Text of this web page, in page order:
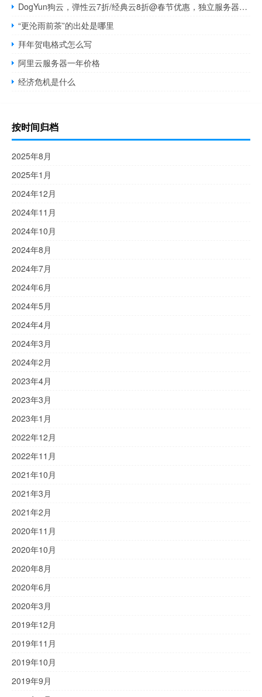
DogYun狗云，弹性云7折/经典云8折@春节优惠，独立服务器优惠100元次月免费，中国香港/日本/韩国/美国等机房
“更沦雨前茶”的出处是哪里
拜年贺电格式怎么写
阿里云服务器一年价格
经济危机是什么
按时间归档
2025年8月
2025年1月
2024年12月
2024年11月
2024年10月
2024年8月
2024年7月
2024年6月
2024年5月
2024年4月
2024年3月
2024年2月
2023年4月
2023年3月
2023年1月
2022年12月
2022年11月
2021年10月
2021年3月
2021年2月
2020年11月
2020年10月
2020年8月
2020年6月
2020年3月
2019年12月
2019年11月
2019年10月
2019年9月